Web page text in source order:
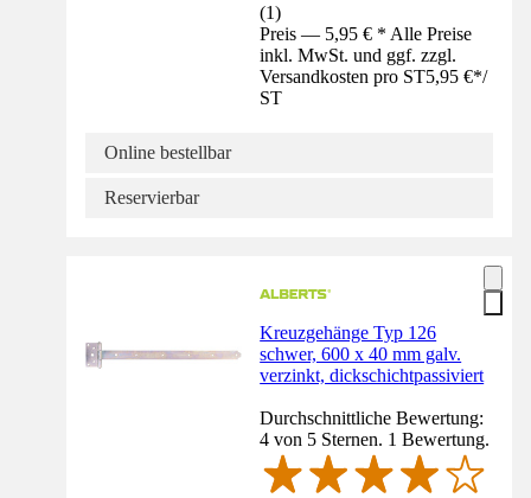
(1)
Preis — 5,95 € * Alle Preise
inkl. MwSt. und ggf. zzgl.
Versandkosten pro ST5,95 €*/
ST
Online bestellbar
Reservierbar
Kreuzgehänge Typ 126
schwer, 600 x 40 mm galv.
verzinkt, dickschichtpassiviert
Durchschnittliche Bewertung:
4 von 5 Sternen. 1 Bewertung.